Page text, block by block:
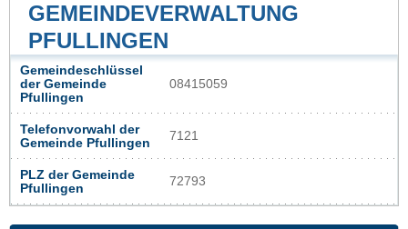
GEMEINDEVERWALTUNG
PFULLINGEN
Gemeindeschlüssel
der Gemeinde
Pfullingen
08415059
Telefonvorwahl der
Gemeinde Pfullingen
7121
PLZ der Gemeinde
Pfullingen
72793